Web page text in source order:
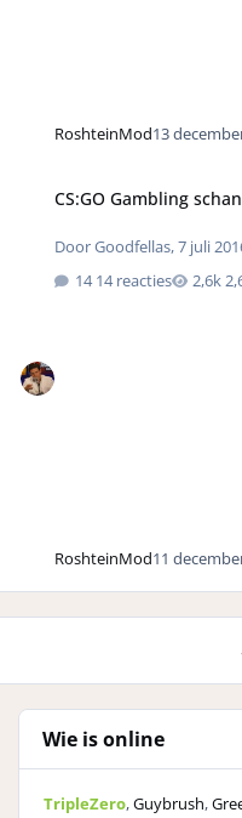
RoshteinMod13
CS:GO Gambling
DoorGoodfellas,7 juli
14 reacties
RoshteinMod11
Wie is online
TripleZero Guybrush